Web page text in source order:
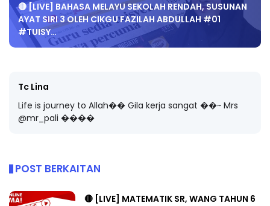
🔴 [LIVE] BAHASA MELAYU SEKOLAH RENDAH, SUSUNAN
AYAT SIRI 3 OLEH CIKGU FAZILAH ABDULLAH #01
#TUISY…
Tc Lina
Life is journey to Allah�� Gila kerja sangat ��~ Mrs
@mr_pali ����
POST BERKAITAN
🔴 [LIVE] MATEMATIK SR, WANG TAHUN 6